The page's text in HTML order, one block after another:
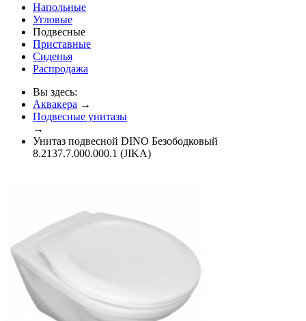
Напольные
Угловые
Подвесные
Приставные
Сиденья
Распродажа
Вы здесь:
Аквакера →
Подвесные унитазы
→
Унитаз подвесной DINO Безободковый
8.2137.7.000.000.1 (JIKA)